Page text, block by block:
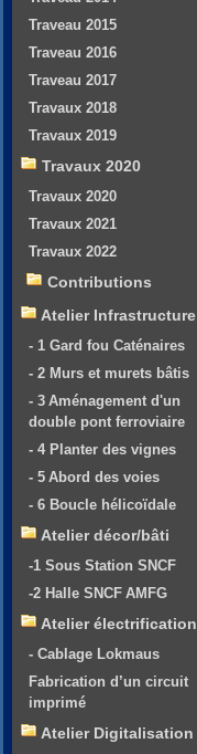
Traveau 2015
Traveau 2016
Traveau 2017
Travaux 2018
Travaux 2019
Travaux 2020
Travaux 2020
Travaux 2021
Travaux 2022
Contributions
Atelier Infrastructure
- 1 Gard fou Caténaires
- 2 Murs et murets bâtis
- 3 Aménagement d'un
double pont ferroviaire
- 4 Planter des vignes
- 5 Abord des voies
- 6 Boucle hélicoïdale
Atelier décor/bâti
-1 Sous Station SNCF
-2 Halle SNCF AMFG
Atelier électrification
- Cablage Lokmaus
Fabrication d’un circuit
imprimé
Atelier Digitalisation